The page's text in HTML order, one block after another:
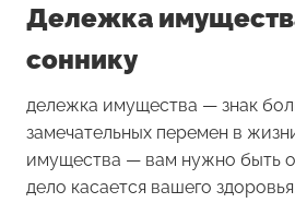
Дележка
соннику
дележка имущества — знак
замечательных перемен в
имущества — вам нужно быть
дело касается вашего